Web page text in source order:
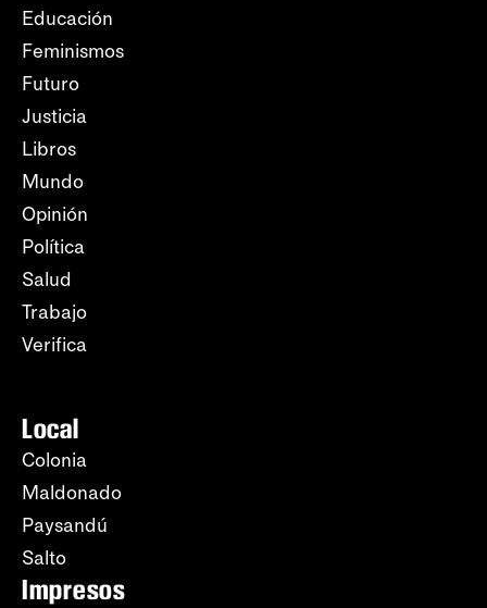
Educación
Feminismos
Futuro
Justicia
Libros
Mundo
Opinión
Política
Salud
Trabajo
Verifica
Local
Colonia
Maldonado
Paysandú
Salto
Impresos